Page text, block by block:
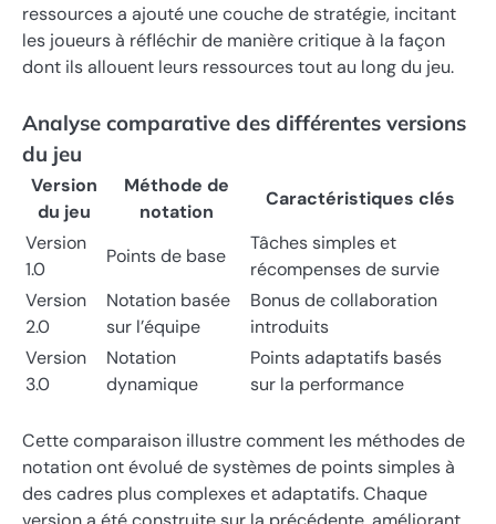
ressources a ajouté une couche de stratégie, incitant
les joueurs à réfléchir de manière critique à la façon
dont ils allouent leurs ressources tout au long du jeu.
Analyse comparative des différentes versions
du jeu
Version
du jeu
Méthode de
notation
Caractéristiques clés
Version
1.0
Points de base
Tâches simples et
récompenses de survie
Version
2.0
Notation basée
sur l’équipe
Bonus de collaboration
introduits
Version
3.0
Notation
dynamique
Points adaptatifs basés
sur la performance
Cette comparaison illustre comment les méthodes de
notation ont évolué de systèmes de points simples à
des cadres plus complexes et adaptatifs. Chaque